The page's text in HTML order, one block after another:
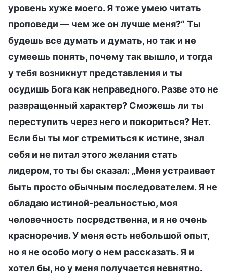
уровень хуже моего. Я тоже умею читать
проповеди — чем же он лучше меня?“ Ты
будешь все думать и думать, но так и не
сумеешь понять, почему так вышло, и тогда
у тебя возникнут представления и ты
осудишь Бога как неправедного. Разве это не
развращенный характер? Сможешь ли ты
переступить через него и покориться? Нет.
Если бы ты мог стремиться к истине, знал
себя и не питал этого желания стать
лидером, то ты бы сказал: „Меня устраивает
быть просто обычным последователем. Я не
обладаю истиной-реальностью, моя
человечность посредственна, и я не очень
красноречив. У меня есть небольшой опыт,
но я не особо могу о нем рассказать. Я и
хотел бы, но у меня получается невнятно.